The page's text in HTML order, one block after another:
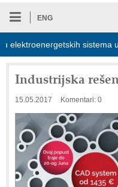
ENG
sistema u
Industrijska
15.05.2017 Komentari: 0